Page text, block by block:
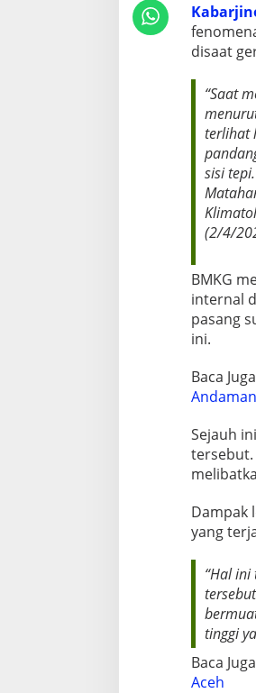
disaat
“Saat
terlihat
sisi
(2/4/
BMKG
internal
pasang
ini.
Baca
Sejauh
tersebut.
Dampak
yang
“Hal
tinggi
Baca
Aceh